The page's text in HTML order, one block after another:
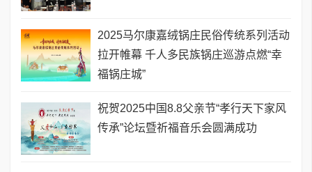
2025马尔康嘉绒锅庄民俗传统系列活动
拉开帷幕 千人多民族锅庄巡游点燃“幸
福锅庄城”
祝贺2025中国8.8父亲节“孝行天下家风
传承”论坛暨祈福音乐会圆满成功